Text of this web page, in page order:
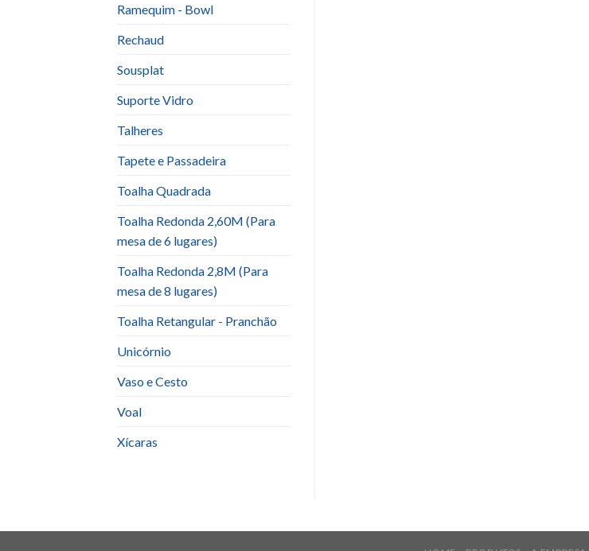
Ramequim - Bowl
Rechaud
Sousplat
Suporte Vidro
Talheres
Tapete e Passadeira
Toalha Quadrada
Toalha Redonda 2,60M (Para
mesa de 6 lugares)
Toalha Redonda 2,8M (Para
mesa de 8 lugares)
Toalha Retangular - Pranchão
Unicórnio
Vaso e Cesto
Voal
Xícaras